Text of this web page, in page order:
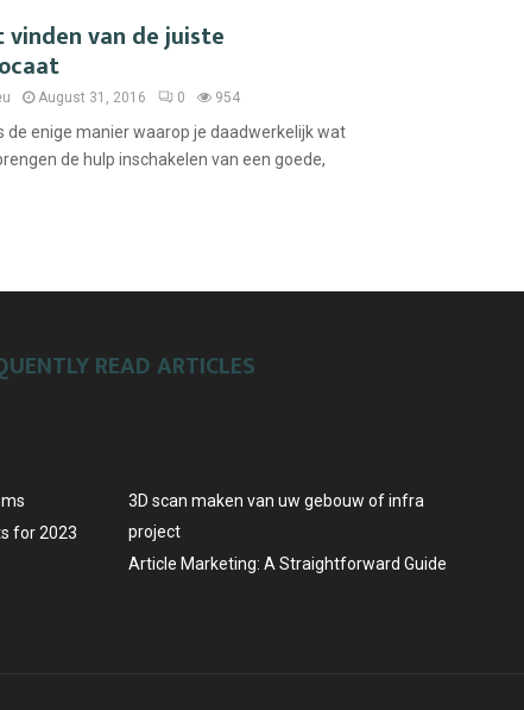
van de juiste
August 31, 2016 0 954
de enige manier waarop je daadwerkelijk wat
de hulp inschakelen van een goede,
READ ARTICLES
for 2023
3D scan maken van uw gebouw of infra
project
Article Marketing: A Straightforward Guide